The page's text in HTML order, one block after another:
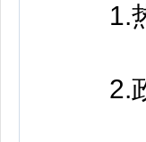
1.热
2.政